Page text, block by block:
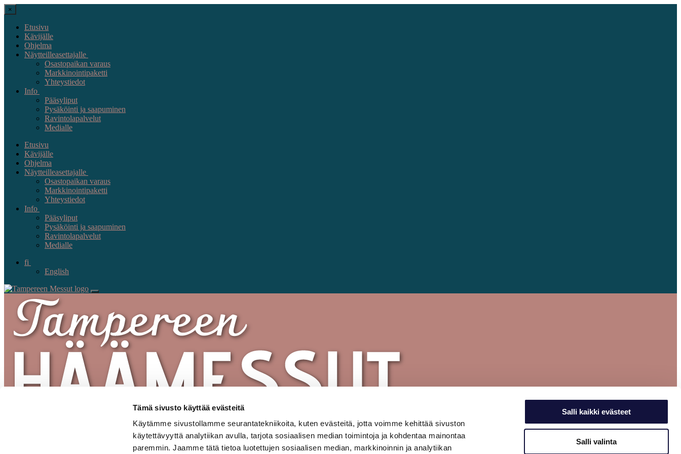
Tämä sivusto käyttää evästeitä
Käytämme sivustollamme seurantatekniikoita, kuten evästeitä, jotta voimme kehittää sivuston
käytettävyyttä analytiikan avulla, tarjota sosiaalisen median toimintoja ja kohdentaa mainontaa
paremmin. Jaamme tätä tietoa luotettujen sosiaalisen median, markkinoinnin ja analytiikan
Salli kaikki evästeet
Salli valinta
×
Etusivu
Kävijälle
Ohjelma
Näytteilleasettajalle
Osastopaikan varaus
Markkinointipaketti
Yhteystiedot
Info
Pääsyliput
Pysäköinti ja saapuminen
Ravintolapalvelut
Medialle
Etusivu
Kävijälle
Ohjelma
Näytteilleasettajalle
Osastopaikan varaus
Markkinointipaketti
Yhteystiedot
Info
Pääsyliput
Pysäköinti ja saapuminen
Ravintolapalvelut
Medialle
fi
English